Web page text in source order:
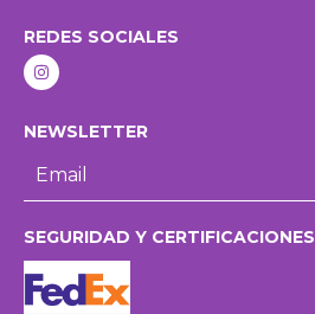
REDES SOCIALES
NEWSLETTER
SEGURIDAD Y CERTIFICACIONES